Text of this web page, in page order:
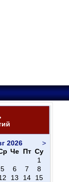
>
2026
Че Пт Су
1
5 6 7
8
13 14
15